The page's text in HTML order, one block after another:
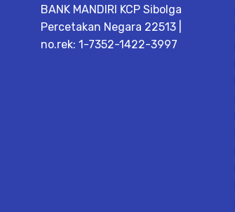
BANK MANDIRI KCP Sibolga
Percetakan Negara 22513 |
no.rek: 1-7352-1422-3997